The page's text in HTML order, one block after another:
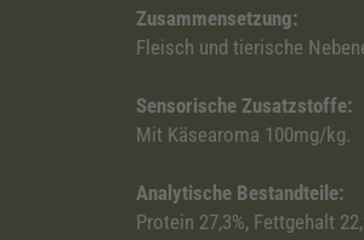
Zusammensetzung:
Fleisch und tierische
Sensorische Zusatzstoffe:
Mit Käsearoma 100mg/kg.
Analytische Bestandteile:
Protein 27,3%, Fettgehalt